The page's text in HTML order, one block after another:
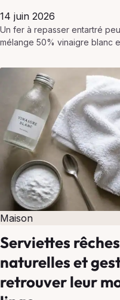
14 juin 2026
Un fer à repasser entartré
mélange 50% vinaigre blanc
Maison
Serviettes
naturelles et
retrouver leur